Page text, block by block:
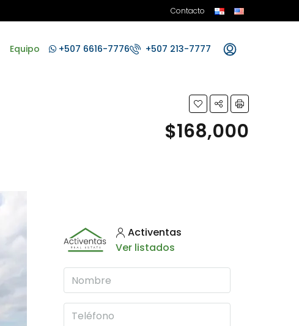
Contacto
Equipo +507 6616-7776 +507 213-7777
$168,000
Activentas
Ver listados